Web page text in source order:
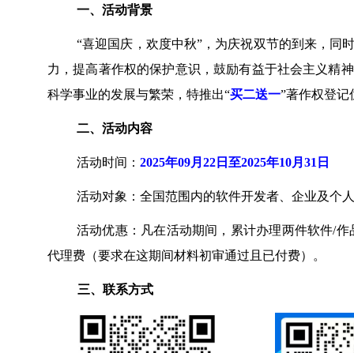
一、活动背景
“喜迎国庆，欢度中秋”，为庆祝双节的到来，同
力，提高著作权的保护意识，鼓励有益于社会主义精
科学事业的发展与繁荣， 特推出“买二送一”著作权登记
二、活动内容
活动时间： 2025年09月22日至2025年10月31日
活动对象：全国范围内的软件开发者、企业及个人
活动优惠： 凡在活动期间，累计办理两件软件/
代理费（要求在这期间材料初审通过且已付费）。
三、联系方式